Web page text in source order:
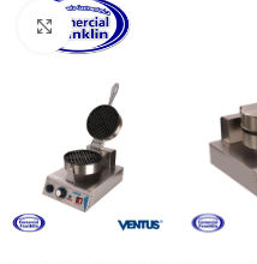
Haga clic para ampliar